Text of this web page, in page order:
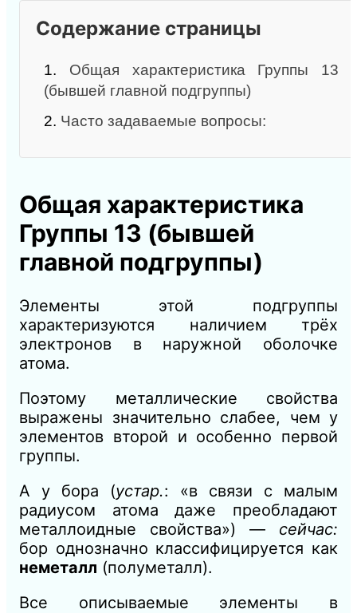
Содержание страницы
1. Общая характеристика Группы 13
(бывшей главной подгруппы)
2. Часто задаваемые вопросы:
Общая характеристика
Группы 13 (бывшей
главной подгруппы)
Элементы этой подгруппы
характеризуются наличием трёх
электронов в наружной оболочке
атома.
Поэтому металлические свойства
выражены значительно слабее, чем у
элементов второй и особенно первой
группы.
А у бора (устар.: «в связи с малым
радиусом атома даже преобладают
металлоидные свойства») — сейчас:
бор однозначно классифицируется как
неметалл (полуметалл).
Все описываемые элементы в